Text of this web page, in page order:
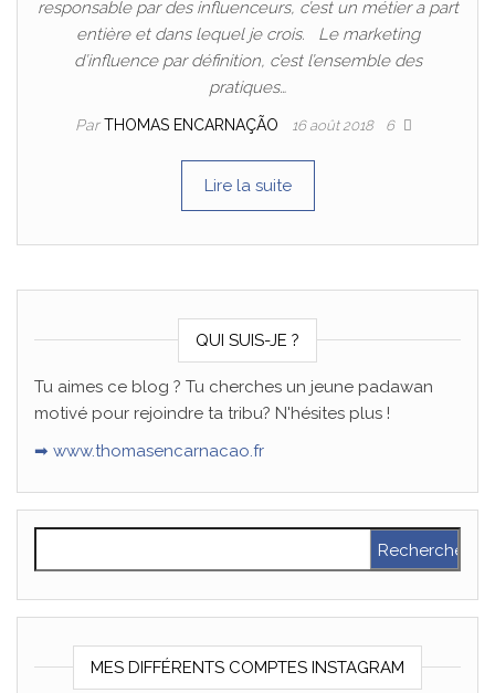
responsable par des influenceurs, c’est un métier a part
entière et dans lequel je crois. Le marketing
d’influence par définition, c’est l’ensemble des
pratiques…
ParTHOMAS ENCARNAÇÃO 16 août 2018 6
Lire la suite
QUI SUIS-JE ?
Tu aimes ce blog ? Tu cherches un jeune padawan
motivé pour rejoindre ta tribu? N'hésites plus !
➡ www.thomasencarnacao.fr
MES DIFFÉRENTS COMPTES INSTAGRAM